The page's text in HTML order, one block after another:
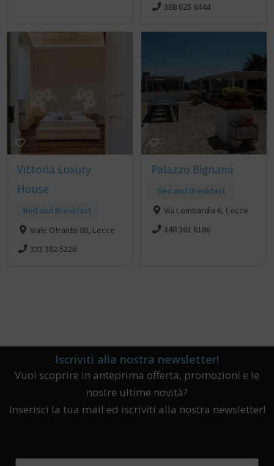
388 625 6444
Vittoria Luxury
House
Bed and Breakfast
Viale Otranto 80, Lecce
333 382 5226
Palazzo Bignami
Bed and Breakfast
Via Lombardia 6, Lecce
348 361 6186
Iscriviti alla nostra newsletter!
Vuoi scoprire in anteprima offerta, promozioni e le
nostre ultime novità?
Inserisci la tua mail ed iscriviti alla nostra newsletter!